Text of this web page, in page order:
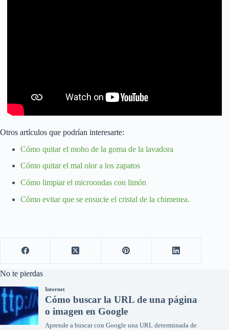
Otros artículos que podrían interesarte:
Cómo quitar el moho de la goma de la lavadora
Cómo quitar el mal olor a los zapatos
Cómo limpiar el microondas con limón
Cómo evitar que se ensucie el cristal de la chimenea.
No te pierdas